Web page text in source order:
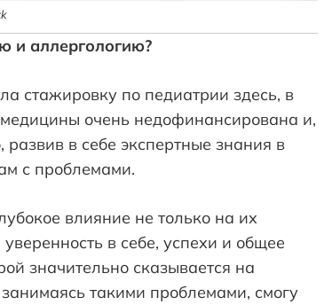
и аллергологию?
стажировку по педиатрии здесь, в
очень недофинансирована и,
в себе экспертные знания в
с проблемами.
влияние не только на их
в себе, успехи и общее
значительно сказывается на
такими проблемами, смогу